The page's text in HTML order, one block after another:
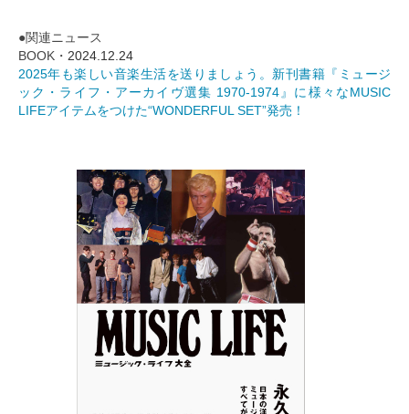
●関連ニュース
BOOK・ 2024.12.24
2025年も楽しい音楽生活を送りましょう。新刊書籍『ミュージ
ック・ライフ・アーカイヴ選集 1970-1974』に様々なMUSIC
LIFEアイテムをつけた“WONDERFUL SET”発売！